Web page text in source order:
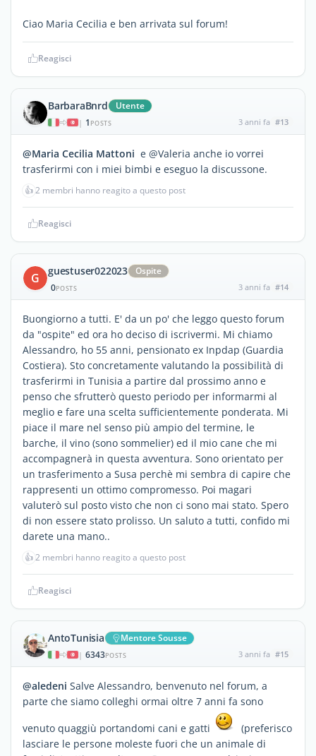
Ciao Maria Cecilia e ben arrivata sul forum!
Reagisci
BarbaraBnrd Utente
| 1 POSTS 3 anni fa #13
@Maria Cecilia Mattoni e @Valeria anche io vorrei
trasferirmi con i miei bimbi e eseguo la discussone.
👍2 membri hanno reagito a questo post
Reagisci
G guestuser022023
Ospite
0POSTS 3 anni fa #14
Buongiorno a tutti. E' da un po' che leggo questo forum
da "ospite" ed ora ho deciso di iscrivermi. Mi chiamo
Alessandro, ho 55 anni, pensionato ex Inpdap (Guardia
Costiera). Sto concretamente valutando la possibilità di
trasferirmi in Tunisia a partire dal prossimo anno e
penso che sfrutterò questo periodo per informarmi al
meglio e fare una scelta sufficientemente ponderata. Mi
piace il mare nel senso più ampio del termine, le
barche, il vino (sono sommelier) ed il mio cane che mi
accompagnerà in questa avventura. Sono orientato per
un trasferimento a Susa perchè mi sembra di capire che
rappresenti un ottimo compromesso. Poi magari
valuterò sul posto visto che non ci sono mai stato. Spero
di non essere stato prolisso. Un saluto a tutti, confido mi
darete una mano..
👍2 membri hanno reagito a questo post
Reagisci
AntoTunisia Mentore Sousse
| 6343POSTS 3 anni fa #15
@aledeni Salve Alessandro, benvenuto nel forum, a
parte che siamo colleghi ormai oltre 7 anni fa sono
venuto quaggiù portandomi cani e gatti
(preferisco
lasciare le persone moleste fuori che un animale di